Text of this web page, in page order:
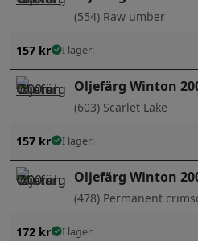
(554) Raw umber
157 kr I lager:
Oljefärg Winton
(603) Scarlet Lake
157 kr I lager:
Oljefärg Winton
(478) Permanent
172 kr I lager: